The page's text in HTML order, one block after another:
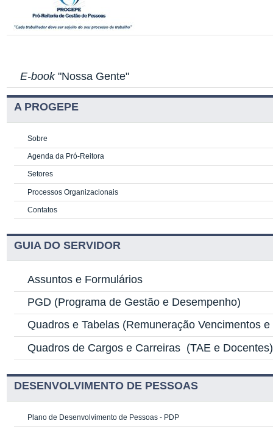
E-book"Nossa Gente"
A PROGEPE
Sobre
Agenda da Pró-Reitora
Setores
Processos Organizacionais
Contatos
GUIA DO SERVIDOR
Assuntos e Formulários
PGD (Programa de Gestão e Desempenho)
Quadros e Tabelas (Remuneração Vencimentos
Quadros de Cargos e Carreiras (TAE e Docentes)
DESENVOLVIMENTO DE PESSOAS
Plano de Desenvolvimento de Pessoas - PDP